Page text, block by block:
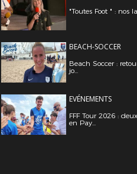
"Toutes Foot " : nos
BEACH-SOCCER
Beach Soccer :
jo...
EVÉNEMENTS
FFF Tour 2026 :
en Pay...